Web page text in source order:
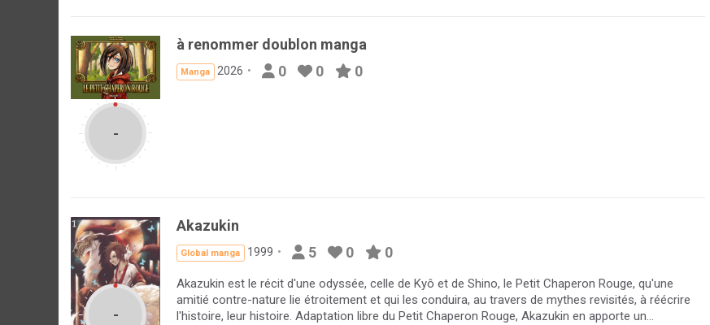
-
à renommer doublon manga
Manga 2026 0 0 0
-
Akazukin
Global manga 1999 5 0 0
Akazukin est le récit d'une odyssée, celle de Kyô et de Shino, le Petit Chaperon Rouge, qu'une
amitié contre-nature lie étroitement et qui les conduira, au travers de mythes revisités, à réécrire
l'histoire, leur histoire. Adaptation libre du Petit Chaperon Rouge, Akazukin en apporte un...